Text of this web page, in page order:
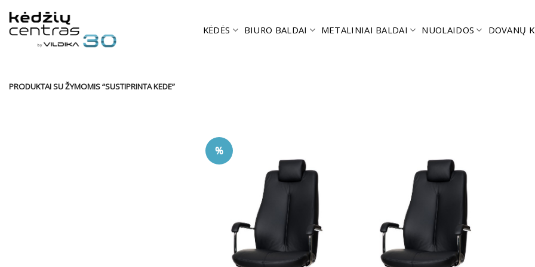
content
KĖDĖS BIURO BALDAI METALINIAI BALDAI NUOLAIDOS DOVANŲ
PRODUKTAI SU ŽYMOMIS “SUSTIPRINTA KEDE”
%